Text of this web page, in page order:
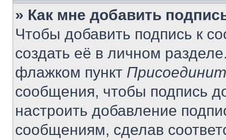
» Как мне добавить
Чтобы добавить подпись к
создать её в личном
флажком пункт
сообщения, чтобы подпись
настроить добавление
сообщениям, сделав